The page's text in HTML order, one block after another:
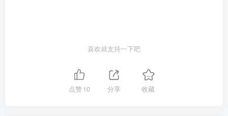
也，食息均也，而不能绝乎物。华夏之於夷狄，骸窍均也，聚析均
也，而不能绝乎夷狄。所以然者何也人不自畛以绝物，则天维裂矣。
华夏不自畛以绝夷，则地维裂矣。天地制人以畛，人不能自畛以绝其
喜欢就支持一下吧
点赞10 分享 收藏